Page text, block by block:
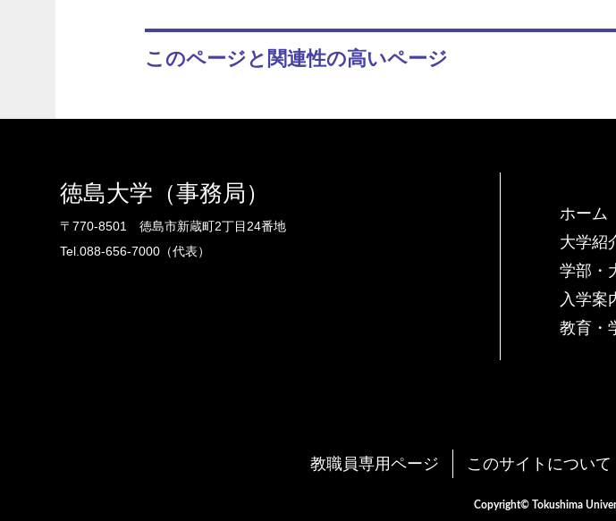
このページと関連性の高いページ
徳島大学（事務局）
〒770-8501 徳島市新蔵町2丁目24番地
Tel.088-656-7000（代表）
ホーム
大学紹
学部・
入学案
教育・
教職員専用ページ このサイトについて
Copyright© Tokushima